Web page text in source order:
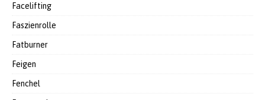
Facelifting
Faszienrolle
Fatburner
Feigen
Fenchel